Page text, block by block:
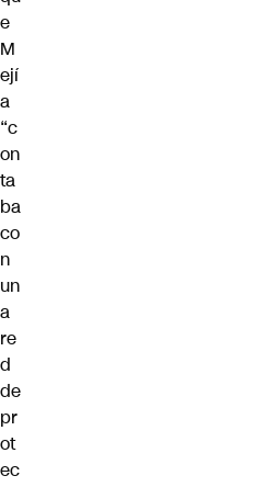
e
M
ejí
a
“c
on
ta
ba
co
n
un
a
re
d
de
pr
ot
ec